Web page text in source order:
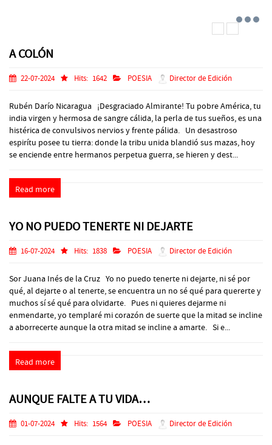
A COLÓN
22-07-2024 Hits: 1642 POESIA Director de Edición
Rubén Darío Nicaragua ¡Desgraciado Almirante! Tu pobre América, tu
india virgen y hermosa de sangre cálida, la perla de tus sueños, es una
histérica de convulsivos nervios y frente pálida. Un desastroso
espirítu posee tu tierra: donde la tribu unida blandió sus mazas, hoy
se enciende entre hermanos perpetua guerra, se hieren y dest...
Read more
YO NO PUEDO TENERTE NI DEJARTE
16-07-2024 Hits: 1838 POESIA Director de Edición
Sor Juana Inés de la Cruz Yo no puedo tenerte ni dejarte, ni sé por
qué, al dejarte o al tenerte, se encuentra un no sé qué para quererte y
muchos sí sé qué para olvidarte. Pues ni quieres dejarme ni
enmendarte, yo templaré mi corazón de suerte que la mitad se incline
a aborrecerte aunque la otra mitad se incline a amarte. Si e...
Read more
AUNQUE FALTE A TU VIDA…
01-07-2024 Hits: 1564 POESIA Director de Edición